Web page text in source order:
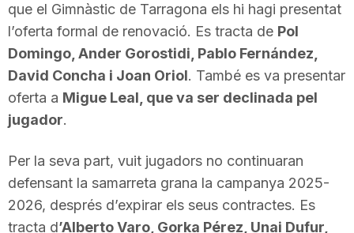
a
o
que el Gimnàstic de Tarragona els hi hagi presentat
l’oferta formal de renovació. Es tracta de Pol
Domingo, Ander Gorostidi, Pablo Fernández,
David Concha i Joan Oriol. També es va presentar
oferta a Migue Leal, que va ser declinada pel
jugador.
Per la seva part, vuit jugadors no continuaran
defensant la samarreta grana la campanya 2025-
2026, després d’expirar els seus contractes. Es
tracta d’Alberto Varo, Gorka Pérez, Unai Dufur,